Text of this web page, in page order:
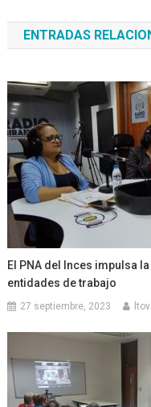
de
entradas
ENTRADAS
El PNA del Inces impulsa
entidades de trabajo
27 septiembre, 2023